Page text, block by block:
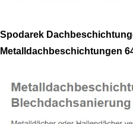
Spodarek
Metalldachbeschichtungen